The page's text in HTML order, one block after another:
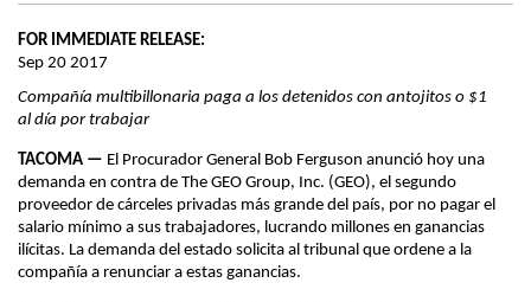
FOR IMMEDIATE RELEASE:
Sep 20 2017
Compañía multibillonaria paga a los detenidos con antojitos o $1
al día por trabajar
TACOMA — El Procurador General Bob Ferguson anunció hoy una
demanda en contra de The GEO Group, Inc. (GEO), el segundo
proveedor de cárceles privadas más grande del país, por no pagar el
salario mínimo a sus trabajadores, lucrando millones en ganancias
ilícitas. La demanda del estado solicita al tribunal que ordene a la
compañía a renunciar a estas ganancias.